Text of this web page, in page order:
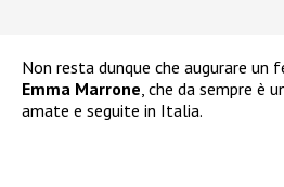
Non resta dunque che augurare un
Emma Marrone, che da sempre è
amate e seguite in Italia.